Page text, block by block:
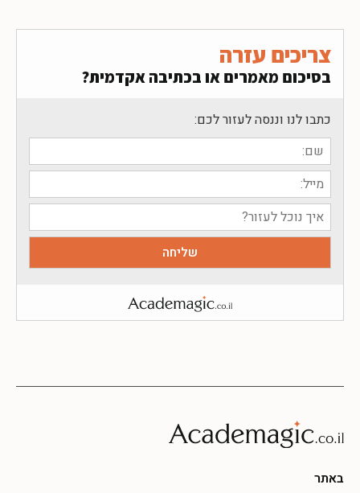
צריכים עזרה
בסיכום מאמרים או בכתיבה אקדמית?
כתבו לנו וננסה לעזור לכם:
באתר